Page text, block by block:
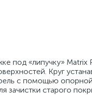
под «липучку»
Круг
с помощью
зачистки старого